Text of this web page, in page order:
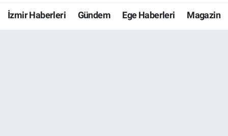
İzmir Haberleri Gündem Ege Haberleri Magazin
Resmi İlanlar